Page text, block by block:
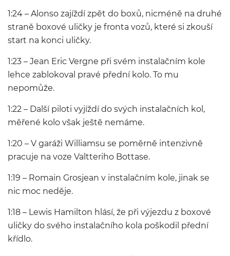
1:24 – Alonso zajíždí zpět do boxů, nicméně na druhé
straně boxové uličky je fronta vozů, které si zkouší
start na konci uličky.
1:23 – Jean Eric Vergne při svém instalačním kole
lehce zablokoval pravé přední kolo. To mu
nepomůže.
1:22 – Další piloti vyjíždí do svých instalačních kol,
měřené kolo však ještě nemáme.
1:20 – V garáži Williamsu se poměrně intenzivně
pracuje na voze Valtteriho Bottase.
1:19 – Romain Grosjean v instalačním kole, jinak se
nic moc neděje.
1:18 – Lewis Hamilton hlásí, že při výjezdu z boxové
uličky do svého instalačního kola poškodil přední
křídlo.